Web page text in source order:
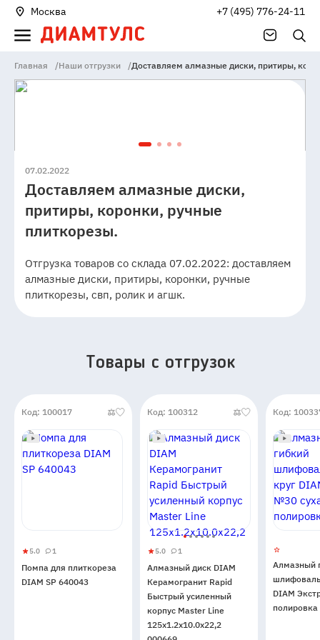
Москва +7 (495) 776-24-11
Главная /Наши отгрузки /Доставляем алмазные диски, притиры,
07.02.2022
Доставляем алмазные диски,
притиры, коронки, ручные
плиткорезы.
Отгрузка товаров со склада 07.02.2022: доставляем
алмазные диски, притиры, коронки, ручные
плиткорезы, свп, ролик и агшк.
Товары c отгрузок
Код: 100017
Помпа
для
плиткореза
5.0
5
1 1
Помпа для плиткореза
DIAM SP 640043
Код: 100312
Алмазный
диск
DIAM
Керамогранит
Rapid
Быстрый
5.0
5
1 1
Алмазный диск DIAM
Керамогранит Rapid
Быстрый усиленный
корпус Master Line
125x1.2x10.0x22,2
Код:
Алмазный
DIAM